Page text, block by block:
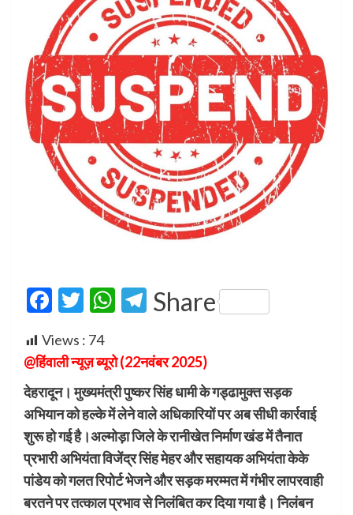
Facebook
Twitter
WhatsApp
Telegram
Share
Views : 74
@हिंवाली न्यूज़ ब्यूरो (22नवंबर 2025)
देहरादून। मुख्यमंत्री पुष्कर सिंह धामी के गड्ढामुक्त सड़क
अभियान को हल्के में लेने वाले अधिकारियों पर अब सीधी कार्रवाई
शुरू हो गई है।अल्मोड़ा जिले के रानीखेत निर्माण खंड में तैनात
प्रभारी अभियंता विजेंद्र सिंह मेहर और सहायक अभियंता केके
पांडेय को गलत रिपोर्ट भेजने और सड़क मरम्मत में गंभीर लापरवाही
बरतने पर तत्काल प्रभाव से निलंबित कर दिया गया है। निलंबन